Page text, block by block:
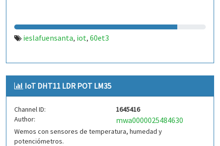
ieslafuensanta, iot, 60et3
IoT DHT11 LDR POT LM35
Channel ID:
1645416
Author:
mwa0000025484630
Wemos con sensores de temperatura, humedad y
potenciómetros.